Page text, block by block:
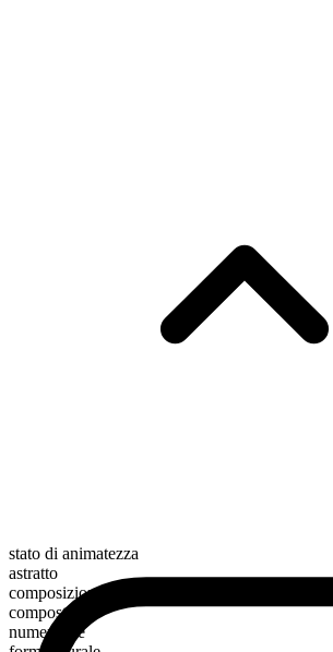
stato di animatezza
astratto
composizione morfologica
composto
numerabile